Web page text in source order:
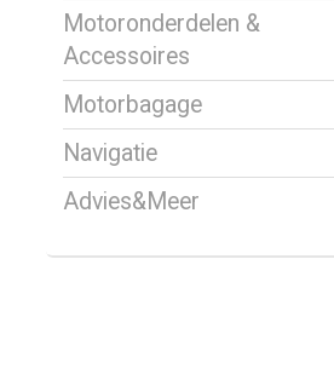
Motoronderdelen &
Accessoires
Motorbagage
Navigatie
Advies&Meer